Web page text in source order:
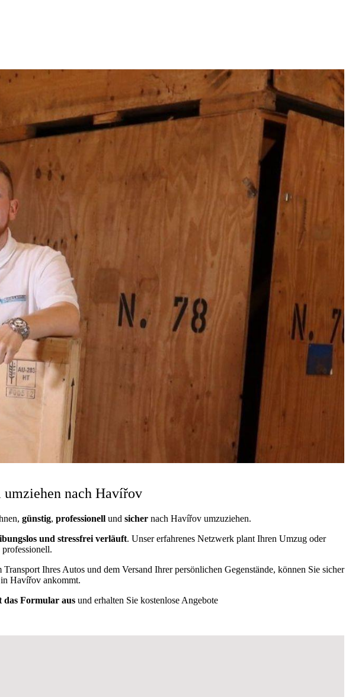
nach Havířov
günstig, professionellund sichernach Havířov umzuziehen.
und stressfrei verläuft. Unser erfahrenes Netzwerk plant Ihren Umzug oder
Ihres Autos und dem Versand Ihrer persönlichen Gegenstände, können Sie sicher
Havířov ankommt.
das Formular aus und erhalten Sie kostenlose Angebote